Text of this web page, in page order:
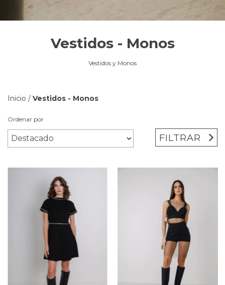
Vestidos - Monos
Vestidos y Monos
Inicio / Vestidos - Monos
Ordenar por
FILTRAR